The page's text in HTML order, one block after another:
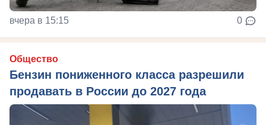
вчера в 15:15 0
Общество
Бензин пониженного класса разрешили
продавать в России до 2027 года